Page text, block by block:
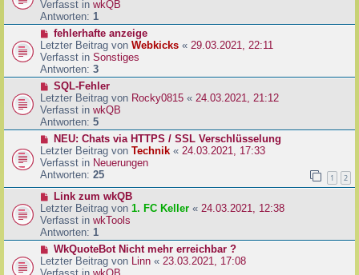
g
t
r
a
g
u
e
r
B
e
i
t
a
g
Verfasst in wkQB
Antworten: 1
N
e
u
e
r
B
e
i
t
a
g
fehlerhafte anzeige
Letzter Beitrag von Webkicks « 29.03.2021, 22:11
Verfasst in Sonstiges
Antworten: 3
N
e
u
e
r
B
e
i
t
a
g
SQL-Fehler
Letzter Beitrag von Rocky0815 « 24.03.2021, 21:12
Verfasst in wkQB
Antworten: 5
N
e
u
e
r
B
e
i
t
a
g
NEU: Chats via HTTPS / SSL Verschlüsselung
Letzter Beitrag von Technik « 24.03.2021, 17:33
Verfasst in Neuerungen
Antworten: 25 1 2
N
e
u
e
r
B
e
Link zum wkQB
Letzter Beitrag von 1. FC Keller « 24.03.2021, 12:38
Verfasst in wkTools
Antworten: 1
N
e
u
WkQuoteBot Nicht mehr erreichbar ?
Letzter Beitrag von Linn « 23.03.2021, 17:08
Verfasst in wkQB